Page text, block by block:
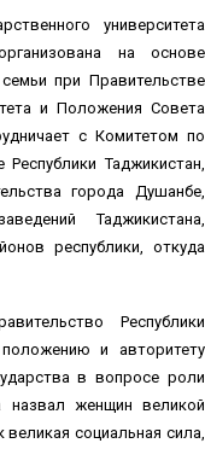
университета
на основе
при Правительстве
и Положения Совета
с Комитетом по
Таджикистан,
города Душанбе,
Таджикистана,
республики, откуда
Республики
и авторитету
в вопросе роли
женщин великой
социальная сила,